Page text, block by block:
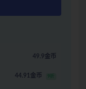
49.9金币
44.91金币 9折